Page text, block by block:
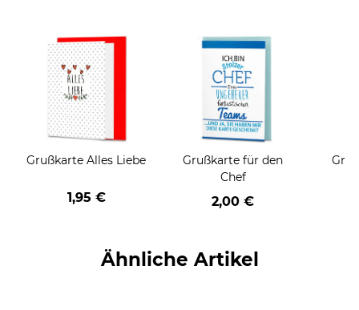
Grußkarte Alles Liebe
1,95 €
Grußkarte für den
Chef
2,00 €
Ähnliche Artikel